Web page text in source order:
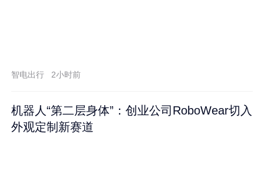
智电出行 2小时前
机器人“第二层身体”：创业公司RoboWear切入
外观定制新赛道